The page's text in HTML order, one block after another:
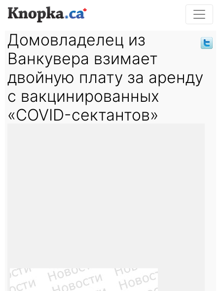
Домовладелец из
Ванкувера взимает
двойную плату за аренду
с вакцинированных
«COVID-сектантов»